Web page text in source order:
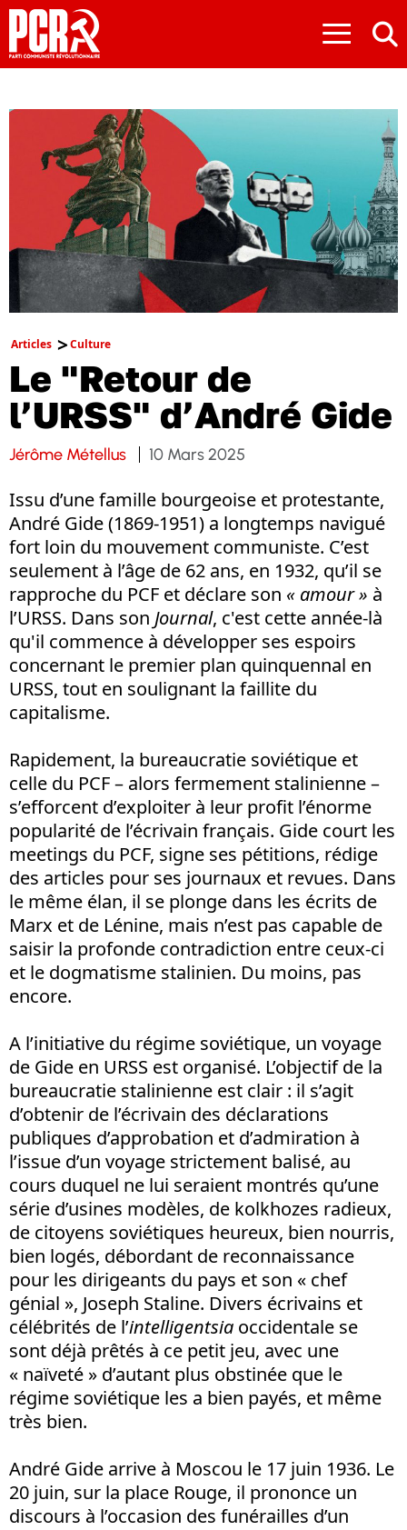
≡
Articles Culture
Le "Retour de
l’URSS" d’André Gide
Jérôme Métellus 10 Mars 2025
Issu d’une famille bourgeoise et protestante,
André Gide (1869-1951) a longtemps navigué
fort loin du mouvement communiste. C’est
seulement à l’âge de 62 ans, en 1932, qu’il se
rapproche du PCF et déclare son « amour » à
l’URSS. Dans son Journal, c'est cette année-là
qu'il commence à développer ses espoirs
concernant le premier plan quinquennal en
URSS, tout en soulignant la faillite du
capitalisme.
Rapidement, la bureaucratie soviétique et
celle du PCF – alors fermement stalinienne –
s’efforcent d’exploiter à leur profit l’énorme
popularité de l’écrivain français. Gide court les
meetings du PCF, signe ses pétitions, rédige
des articles pour ses journaux et revues. Dans
le même élan, il se plonge dans les écrits de
Marx et de Lénine, mais n’est pas capable de
saisir la profonde contradiction entre ceux-ci
et le dogmatisme stalinien. Du moins, pas
encore.
A l’initiative du régime soviétique, un voyage
de Gide en URSS est organisé. L’objectif de la
bureaucratie stalinienne est clair : il s’agit
d’obtenir de l’écrivain des déclarations
publiques d’approbation et d’admiration à
l’issue d’un voyage strictement balisé, au
cours duquel ne lui seraient montrés qu’une
série d’usines modèles, de kolkhozes radieux,
de citoyens soviétiques heureux, bien nourris,
bien logés, débordant de reconnaissance
pour les dirigeants du pays et son « chef
génial », Joseph Staline. Divers écrivains et
célébrités de l’intelligentsia occidentale se
sont déjà prêtés à ce petit jeu, avec une
« naïveté » d’autant plus obstinée que le
régime soviétique les a bien payés, et même
très bien.
André Gide arrive à Moscou le 17 juin 1936. Le
20 juin, sur la place Rouge, il prononce un
discours à l’occasion des funérailles d’un